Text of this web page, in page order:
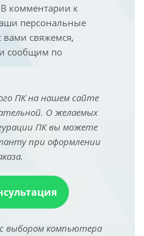
В комментарии к
персональные
свяжемся,
сообщим по
ПК на нашем сайте
О желаемых
ПК вы можете
при оформлении
выбором компьютера